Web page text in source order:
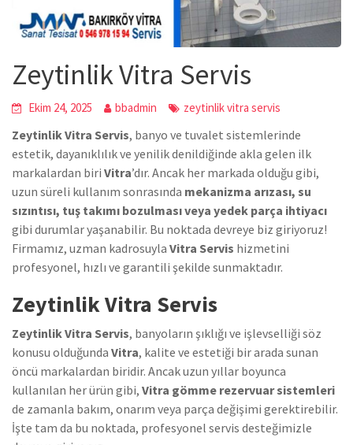
Zeytinlik Vitra Servis
Ekim 24, 2025 bbadmin zeytinlik vitra servis
Zeytinlik Vitra Servis, banyo ve tuvalet sistemlerinde
estetik, dayanıklılık ve yenilik denildiğinde akla gelen ilk
markalardan biri Vitra’dır. Ancak her markada olduğu gibi,
uzun süreli kullanım sonrasında mekanizma arızası, su
sızıntısı, tuş takımı bozulması veya yedek parça ihtiyacı
gibi durumlar yaşanabilir. Bu noktada devreye biz giriyoruz!
Firmamız, uzman kadrosuyla Vitra Servis hizmetini
profesyonel, hızlı ve garantili şekilde sunmaktadır.
Zeytinlik Vitra Servis
Zeytinlik Vitra Servis, banyoların şıklığı ve işlevselliği söz
konusu olduğunda Vitra, kalite ve estetiği bir arada sunan
öncü markalardan biridir. Ancak uzun yıllar boyunca
kullanılan her ürün gibi, Vitra gömme rezervuar sistemleri
de zamanla bakım, onarım veya parça değişimi gerektirebilir.
İşte tam da bu noktada, profesyonel servis desteğimizle